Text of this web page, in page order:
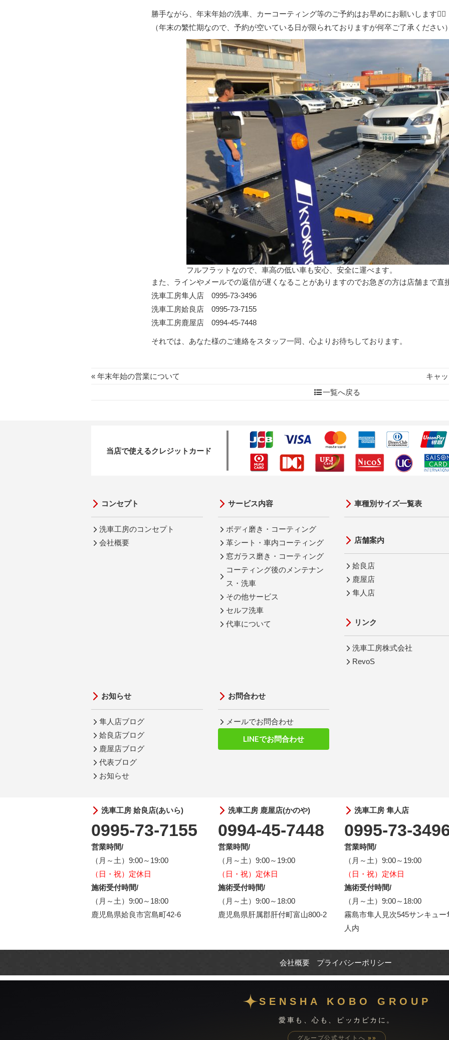
勝手ながら、年末年始の洗車、カーコーティング等のご予約はお早めにお願いします🙇‍♀️
（年末の繁忙期なので、予約が空いている日が限られておりますが何卒ご了承ください
フルフラットなので、車高の低い車も安心、安全に運べます。
また、ラインやメールでの返信が遅くなることがありますのでお急ぎの方は店舗まで直
洗車工房隼人店 0995-73-3496
洗車工房姶良店 0995-73-7155
洗車工房鹿屋店 0994-45-7448
それでは、あなた様のご連絡をスタッフ一同、心よりお待ちしております。
« 年末年始の営業について
キャ
一覧へ戻る
当店で使えるクレジットカード
コンセプト
洗車工房のコンセプト
会社概要
サービス内容
ボディ磨き・コーティング
革シート・車内コーティング
窓ガラス磨き・コーティング
コーティング後のメンテナン
ス・洗車
その他サービス
セルフ洗車
代車について
車種別サイズ一覧表
店舗案内
姶良店
鹿屋店
隼人店
リンク
洗車工房株式会社
RevoS
お知らせ
隼人店ブログ
姶良店ブログ
鹿屋店ブログ
代表ブログ
お知らせ
お問合わせ
メールでお問合わせ
LINEでお問合わせ
洗車工房 姶良店(あいら)
0995-73-7155
営業時間/
（月～土）9:00～19:00
（日・祝）定休日
施術受付時間/
（月～土）9:00～18:00
鹿児島県姶良市宮島町42-6
洗車工房 鹿屋店(かのや)
0994-45-7448
営業時間/
（月～土）9:00～19:00
（日・祝）定休日
施術受付時間/
（月～土）9:00～18:00
鹿児島県肝属郡肝付町富山800-2
洗車工房 隼人店
0995-73-
営業時間/
（月～土）9:00～19:00
（日・祝）定休日
施術受付時間/
（月～土）9:00～18:00
霧島市隼人見次545サンキュー
人内
会社概要 プライバシーポリシー
SENSHA KOBO GROUP
愛車も、心も、ピッカピカに。
グループ公式サイトへ»»